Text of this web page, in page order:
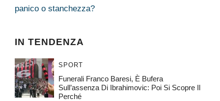
panico o stanchezza?
IN TENDENZA
SPORT
Funerali Franco Baresi, È Bufera
Sull’assenza Di Ibrahimovic: Poi Si Scopre Il
Perché